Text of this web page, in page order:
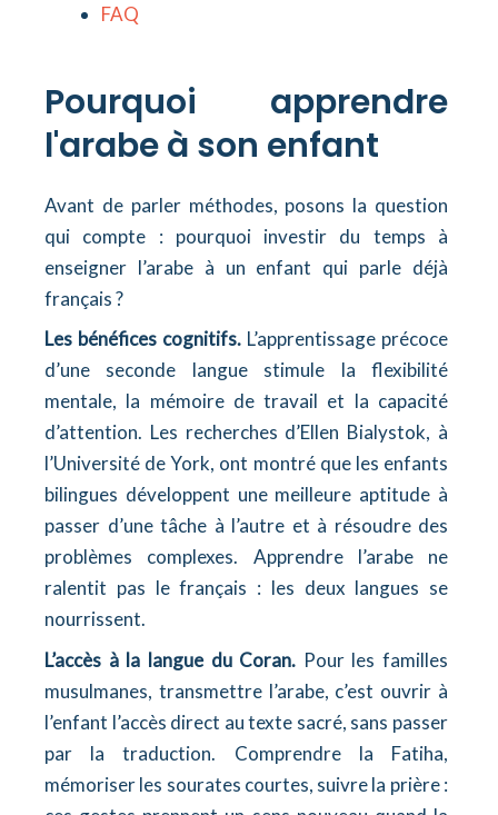
FAQ
Pourquoi apprendre
l'arabe à son enfant
Avant de parler méthodes, posons la question
qui compte : pourquoi investir du temps à
enseigner l’arabe à un enfant qui parle déjà
français ?
Les bénéfices cognitifs. L’apprentissage précoce
d’une seconde langue stimule la flexibilité
mentale, la mémoire de travail et la capacité
d’attention. Les recherches d’Ellen Bialystok, à
l’Université de York, ont montré que les enfants
bilingues développent une meilleure aptitude à
passer d’une tâche à l’autre et à résoudre des
problèmes complexes. Apprendre l’arabe ne
ralentit pas le français : les deux langues se
nourrissent.
L’accès à la langue du Coran. Pour les familles
musulmanes, transmettre l’arabe, c’est ouvrir à
l’enfant l’accès direct au texte sacré, sans passer
par la traduction. Comprendre la Fatiha,
mémoriser les sourates courtes, suivre la prière :